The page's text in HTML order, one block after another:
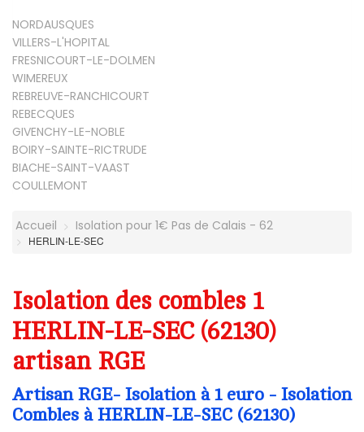
NORDAUSQUES
VILLERS-L'HOPITAL
FRESNICOURT-LE-DOLMEN
WIMEREUX
REBREUVE-RANCHICOURT
REBECQUES
GIVENCHY-LE-NOBLE
BOIRY-SAINTE-RICTRUDE
BIACHE-SAINT-VAAST
COULLEMONT
Accueil Isolation pour 1€ Pas de Calais - 62
HERLIN-LE-SEC
Isolation des combles 1
HERLIN-LE-SEC (62130)
artisan RGE
Artisan RGE- Isolation à 1 euro - Isolation
Combles à HERLIN-LE-SEC (62130)